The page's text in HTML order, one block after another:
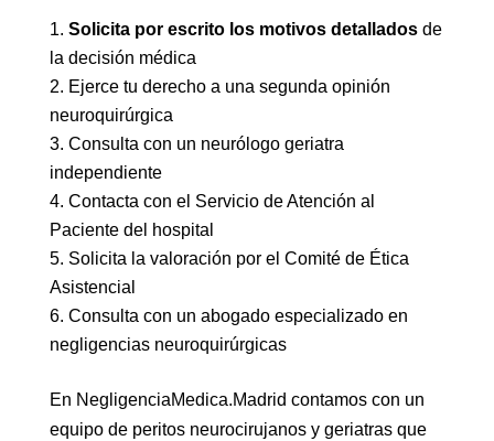
Solicita por escrito los motivos detalladosde
la decisión médica
Ejerce tu derecho a una segunda opinión
neuroquirúrgica
Consulta con un neurólogo geriatra
independiente
Contacta con el Servicio de Atención al
Paciente del hospital
Solicita la valoración por el Comité de Ética
Asistencial
Consulta con un abogado especializado en
negligencias neuroquirúrgicas
En NegligenciaMedica.Madrid contamos con un
equipo de peritos neurocirujanos y geriatras que